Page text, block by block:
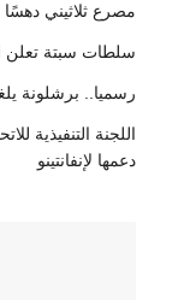
مصرع ثلاثيني
سلطات سبتة تعلن انتشال 80 جثة وتحديد
رسميا.. برشلونة
اللجنة التنفيذية
دعمها لإنفانتينو